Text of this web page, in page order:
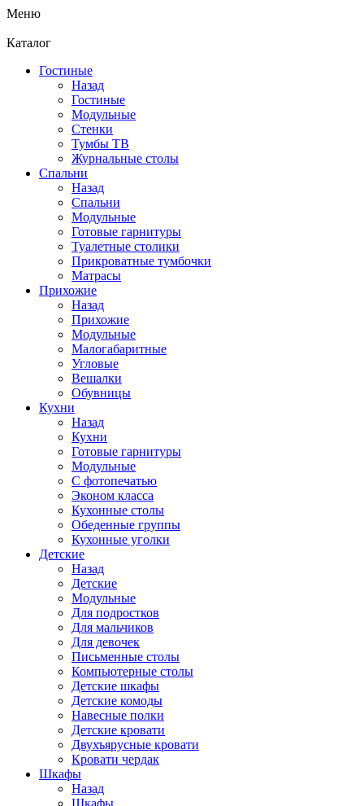
Меню
Каталог
Гостиные
Назад
Гостиные
Модульные
Стенки
Тумбы ТВ
Журнальные столы
Спальни
Назад
Спальни
Модульные
Готовые гарнитуры
Туалетные столики
Прикроватные тумбочки
Матрасы
Прихожие
Назад
Прихожие
Модульные
Малогабаритные
Угловые
Вешалки
Обувницы
Кухни
Назад
Кухни
Готовые гарнитуры
Модульные
С фотопечатью
Эконом класса
Кухонные столы
Обеденные группы
Кухонные уголки
Детские
Назад
Детские
Модульные
Для подростков
Для мальчиков
Для девочек
Письменные столы
Компьютерные столы
Детские шкафы
Детские комоды
Навесные полки
Детские кровати
Двухъярусные кровати
Кровати чердак
Шкафы
Назад
Шкафы